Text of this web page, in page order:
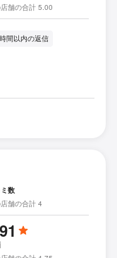
舗の合計 5.00
間以内の返信
数
舗の合計 4